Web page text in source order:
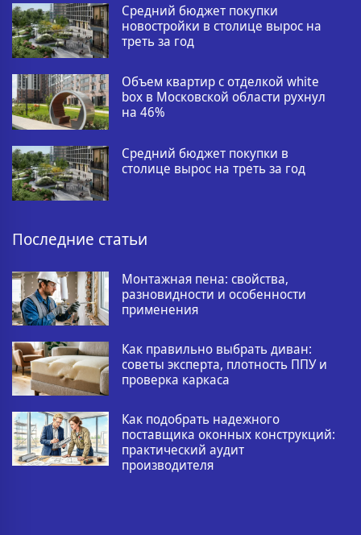
Средний бюджет покупки
новостройки в столице вырос на
треть за год
Объем квартир с отделкой white
box в Московской области рухнул
на 46%
Средний бюджет покупки в
столице вырос на треть за год
Последние статьи
Монтажная пена: свойства,
разновидности и особенности
применения
Как правильно выбрать диван:
советы эксперта, плотность ППУ и
проверка каркаса
Как подобрать надежного
поставщика оконных конструкций:
практический аудит
производителя